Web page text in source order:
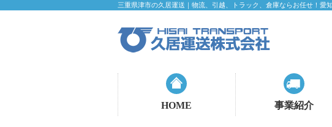
三重県津市の久居運送｜物流、引越、トラック、倉庫ならお任せ！
HOME 事業紹介